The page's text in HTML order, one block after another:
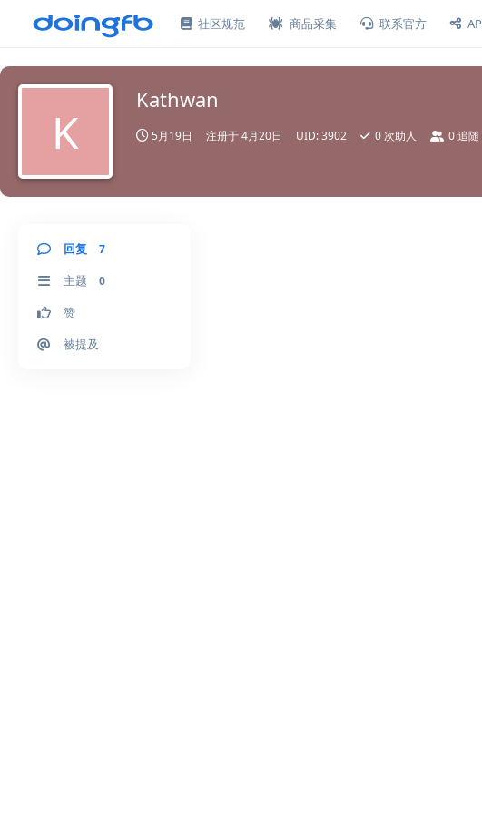
社区规范 商品采集 联系官方
K
Kathwan
5月19日 注册于4月20日 UID:3902 0 次助人 0追随
回复 7
主题 0
赞
被提及